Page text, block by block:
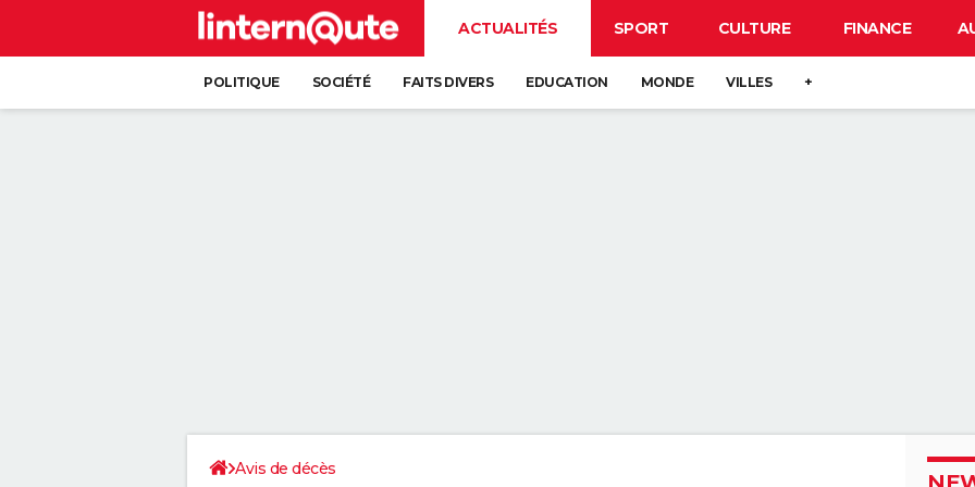
ACTUALITÉS SPORT CULTURE FINANCE
POLITIQUE SOCIÉTÉ FAITS DIVERS EDUCATION MONDE VILLES +
Avis de décès